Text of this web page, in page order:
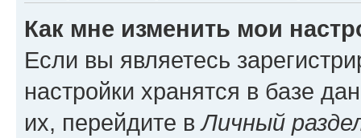
Как мне изменить мои
Если вы являетесь
настройки хранятся в базе
их, перейдите вЛичный